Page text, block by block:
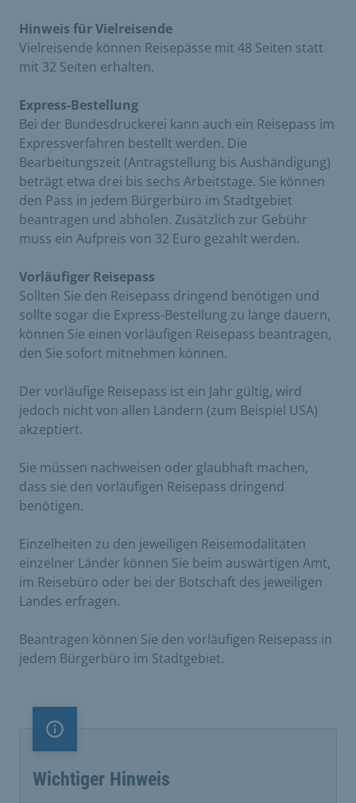
Hinweis für Vielreisende
Vielreisende können Reisepässe mit 48 Seiten statt
mit 32 Seiten erhalten.
Express-Bestellung
Bei der Bundesdruckerei kann auch ein Reisepass im
Expressverfahren bestellt werden. Die
Bearbeitungszeit (Antragstellung bis Aushändigung)
beträgt etwa drei bis sechs Arbeitstage. Sie können
den Pass in jedem Bürgerbüro im Stadtgebiet
beantragen und abholen. Zusätzlich zur Gebühr
muss ein Aufpreis von 32 Euro gezahlt werden.
Vorläufiger Reisepass
Sollten Sie den Reisepass dringend benötigen und
sollte sogar die Express-Bestellung zu lange dauern,
können Sie einen vorläufigen Reisepass beantragen,
den Sie sofort mitnehmen können.
Der vorläufige Reisepass ist ein Jahr gültig, wird
jedoch nicht von allen Ländern (zum Beispiel USA)
akzeptiert.
Sie müssen nachweisen oder glaubhaft machen,
dass sie den vorläufigen Reisepass dringend
benötigen.
Einzelheiten zu den jeweiligen Reisemodalitäten
einzelner Länder können Sie beim auswärtigen Amt,
im Reisebüro oder bei der Botschaft des jeweiligen
Landes erfragen.
Beantragen können Sie den vorläufigen Reisepass in
jedem Bürgerbüro im Stadtgebiet.
Information
Wichtiger Hinweis